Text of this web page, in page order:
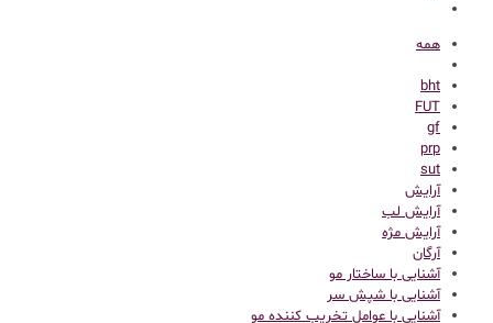
همه
bht
FUT
gf
prp
sut
آرایش
آرایش لب
آرایش مژه
آرگان
آشنایی با ساختار مو
آشنایی با شپش سر
آشنایی با عوامل تخریب کننده مو